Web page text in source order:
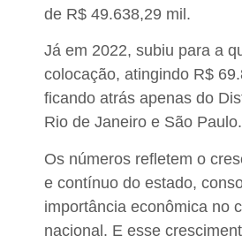
de R$ 49.638,29 mil.
Já em 2022, subiu para a
colocação, atingindo R$
ficando atrás apenas do
Rio de Janeiro e São Paulo.
Os números refletem o
e contínuo do estado,
importância econômica no
nacional. E esse